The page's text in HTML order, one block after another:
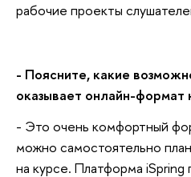
рабочие проекты
- Поясните, какие
оказывает онлайн-формат
- Это очень комфортный
можно самостоятельно
на курсе. Платформа iSpring